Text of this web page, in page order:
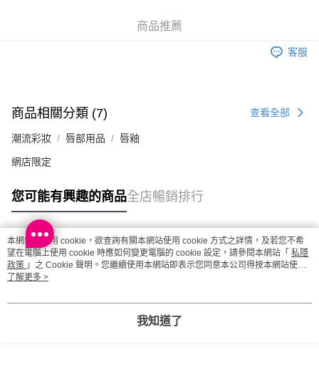
(澳門門市) 只顯示可選門市。確認發貨後2-5個工作天到店，3天內
商品推薦
客服
商品相關分類 (7) 查看全部
潮流彩妝 唇部用品 唇釉
網店限定
您可能有興趣的商品全店暢銷排行
熱門標籤
熱銷排行
本網站中使用 cookie，欲查詢有關本網站使用 cookie 方式之詳情，及若您不希
望在電腦上使用 cookie 時應如何變更電腦的 cookie 設定，請參閱本網站「 私隱
政策 」之 Cookie 聲明。您繼續使用本網站即表示您同意本公司得按本網站使用
條款之 Cookie 聲明使用 cookie。
了解更多 >
我知道了